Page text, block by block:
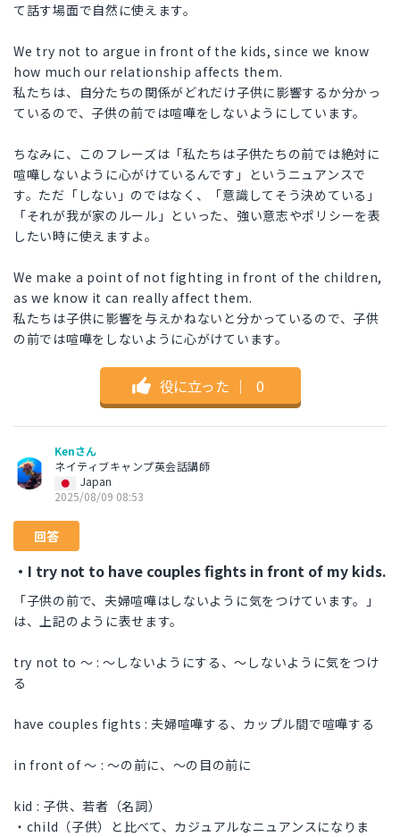
て話す場面で自然に使えます。
We try not to argue in front of the kids, since we know
how much our relationship affects them.
私たちは、自分たちの関係がどれだけ子供に影響するか分かっ
ているので、子供の前では喧嘩をしないようにしています。
ちなみに、このフレーズは「私たちは子供たちの前では絶対に
喧嘩しないように心がけているんです」というニュアンスで
す。ただ「しない」のではなく、「意識してそう決めている」
「それが我が家のルール」といった、強い意志やポリシーを表
したい時に使えますよ。
We make a point of not fighting in front of the children,
as we know it can really affect them.
私たちは子供に影響を与えかねないと分かっているので、子供
の前では喧嘩をしないように心がけています。
役に立った ｜ 0
Kenさん
ネイティブキャンプ英会話講師
Japan
2025/08/09 08:53
回答
・I try not to have couples fights in front of my kids.
「子供の前で、夫婦喧嘩はしないように気をつけています。」
は、上記のように表せます。
try not to 〜 : 〜しないようにする、〜しないように気をつけ
る
have couples fights : 夫婦喧嘩する、カップル間で喧嘩する
in front of 〜 : 〜の前に、〜の目の前に
kid : 子供、若者（名詞）
・child（子供）と比べて、カジュアルなニュアンスになりま